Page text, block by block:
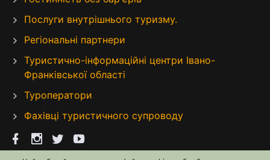
Послуги внутрішнього туризму.
Регіональні партнери
Туристично-інформаційні центри Івано-
Франківської області
Туроператори
Фахівці туристичного супроводу